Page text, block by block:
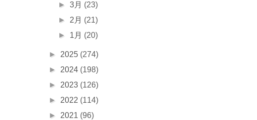
►3月 (23)
► 2月 (21)
► 1月 (20)
► 2025 (274)
► 2024 (198)
► 2023 (126)
► 2022 (114)
► 2021 (96)